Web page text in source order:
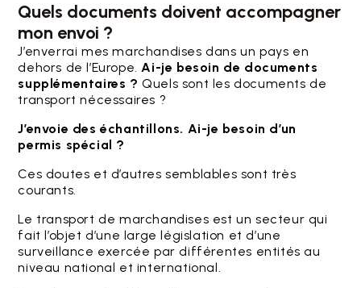
Quels documents doivent accompagner
mon envoi ?
J’enverrai mes marchandises dans un pays en
dehors de l’Europe. Ai-je besoin de documents
supplémentaires ?Quels sont les documents de
transport nécessaires ?
J’envoie des échantillons. Ai-je besoin d’un
permis spécial ?
Ces doutes et d’autres semblables sont très
courants.
Le transport de marchandises est un secteur qui
fait l’objet d’une large législation et d’une
surveillance exercée par différentes entités au
niveau national et international.